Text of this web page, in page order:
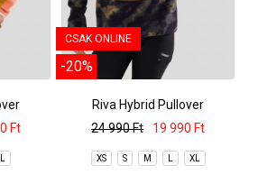
Ft
CSAK ONLINE
-20%
Riva Hybrid Pullover
24 990 Ft
19 990 Ft
XS S M L XL